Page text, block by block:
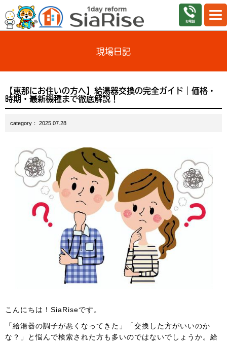
現場日記
【恵那にお住いの方へ】給湯器交換の完全ガイド｜価格・
時期・最新機種まで徹底解説！
category： 2025.07.28
こんにちは！SiaRiseです。
「給湯器の調子が悪くなってきた」「交換した方がいいのか
な？」と悩んで検索された方も多いのではないでしょうか。給